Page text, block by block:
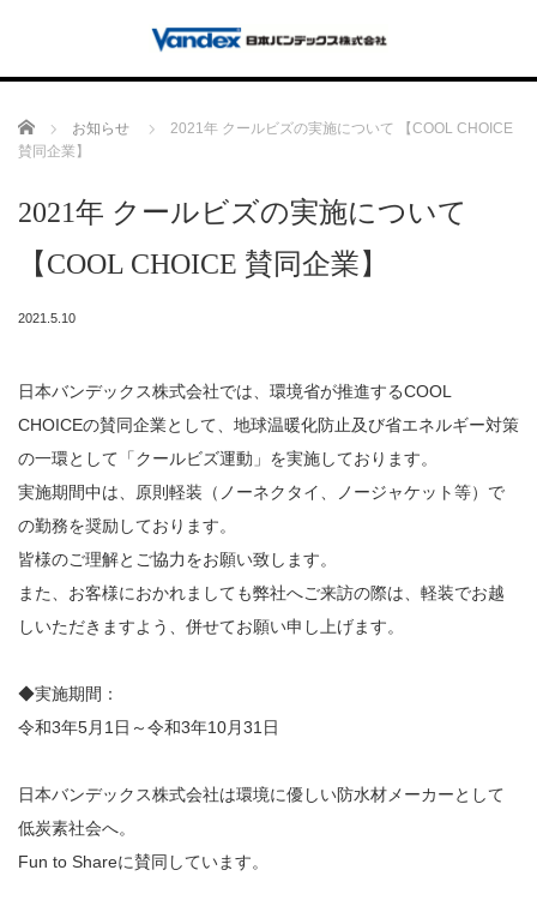
Home お知らせ
2021年 クールビズの実施について 【COOL CHOICE
賛同企業】
2021年 クールビズの実施について
【COOL CHOICE 賛同企業】
2021.5.10
日本バンデックス株式会社では、環境省が推進するCOOL
CHOICEの賛同企業として、地球温暖化防止及び省エネルギー対策
の一環として「クールビズ運動」を実施しております。
実施期間中は、原則軽装（ノーネクタイ、ノージャケット等）で
の勤務を奨励しております。
皆様のご理解とご協力をお願い致します。
また、お客様におかれましても弊社へご来訪の際は、軽装でお越
しいただきますよう、併せてお願い申し上げます。
◆実施期間：
令和3年5月1日～令和3年10月31日
日本バンデックス株式会社は環境に優しい防水材メーカーとして
低炭素社会へ。
Fun to Shareに賛同しています。